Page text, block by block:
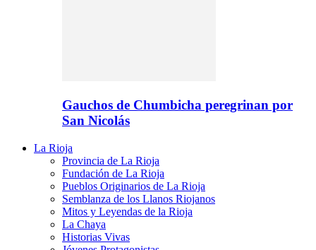
Gauchos de Chumbicha peregrinan por
San Nicolás
La Rioja
Provincia de La Rioja
Fundación de La Rioja
Pueblos Originarios de La Rioja
Semblanza de los Llanos Riojanos
Mitos y Leyendas de la Rioja
La Chaya
Historias Vivas